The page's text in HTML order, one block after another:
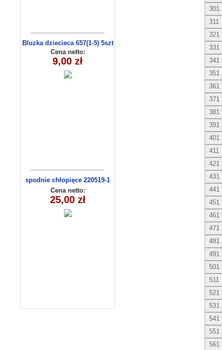
Bluzka dziecieca 657(1-5) 5szt
Cena netto:
9,00 zł
spodnie chłopięce 220519-1
(1-6) 5szt
Cena netto:
25,00 zł
301
311
321
331
341
351
361
371
381
391
401
411
421
431
441
451
461
471
481
491
501
511
521
531
541
551
561